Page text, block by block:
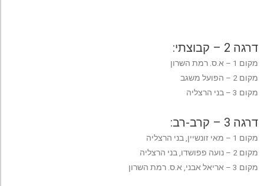
דרגה 2 – קבוצתי:
מקום 1 – א.ס. רמת השרון
מקום 2 – הפועל משגב
מקום 3 – בני הרצליה
דרגה 3 – קרב-רב:
מקום 1 – מאי זונשיין, בני הרצליה
מקום 2 – נועה פפושדו, בני הרצליה
מקום 3 – אריאל אבני, א.ס. רמת השרון